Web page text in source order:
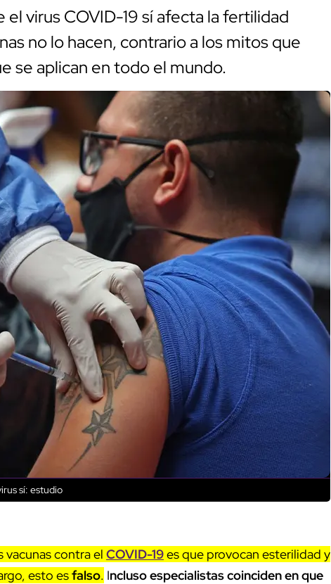
virus COVID-19 sí afecta la fertilidad
no lo hacen, contrario a los mitos que
se aplican en todo el mundo.
sí: estudio
vacunas contra el COVID-19es que provocan esterilidad y
esto esfalso. Incluso especialistas coinciden en que